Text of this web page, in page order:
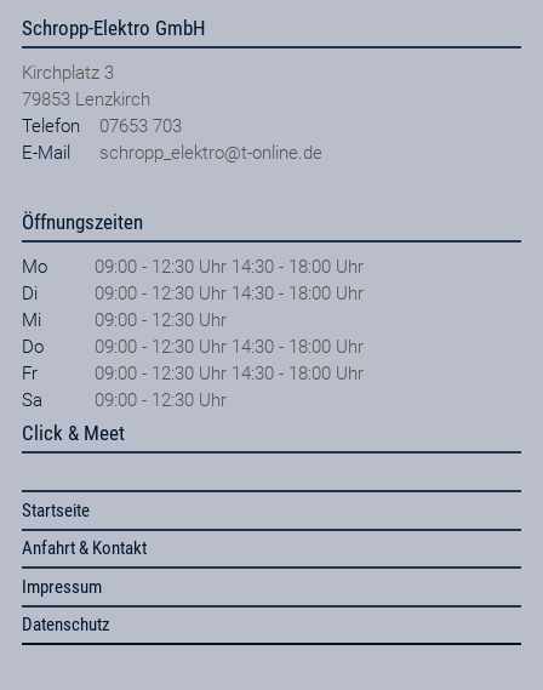
Schropp-Elektro GmbH
Kirchplatz 3
79853 Lenzkirch
Telefon
07653 703
E-Mail
schropp_elektro@t-online.de
Öffnungszeiten
Mo
09:00 - 12:30 Uhr 14:30 - 18:00 Uhr
Di
09:00 - 12:30 Uhr 14:30 - 18:00 Uhr
Mi
09:00 - 12:30 Uhr
Do
09:00 - 12:30 Uhr 14:30 - 18:00 Uhr
Fr
09:00 - 12:30 Uhr 14:30 - 18:00 Uhr
Sa
09:00 - 12:30 Uhr
Click & Meet
Startseite
Anfahrt & Kontakt
Impressum
Datenschutz